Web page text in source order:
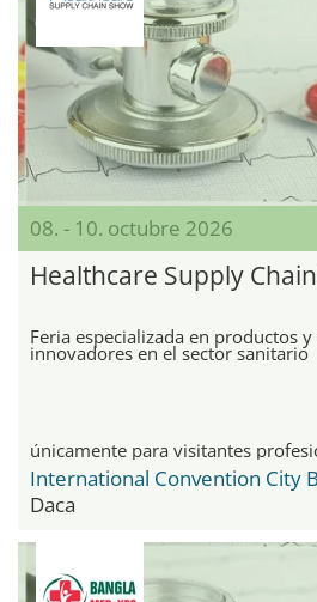
08. - 10. octubre 2026
Healthcare Supply
Feria especializada en productos
innovadores en el sector sanitario
únicamente para visitantes
Daca